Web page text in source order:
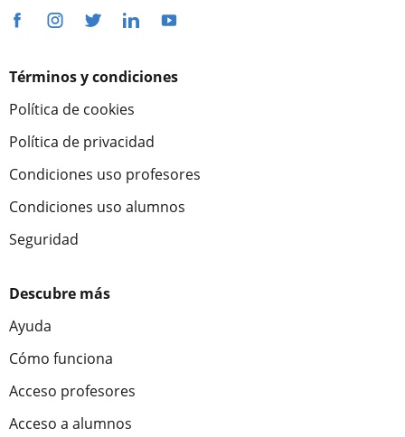
Términos y condiciones
Política de cookies
Política de privacidad
Condiciones uso profesores
Condiciones uso alumnos
Seguridad
Descubre más
Ayuda
Cómo funciona
Acceso profesores
Acceso a alumnos